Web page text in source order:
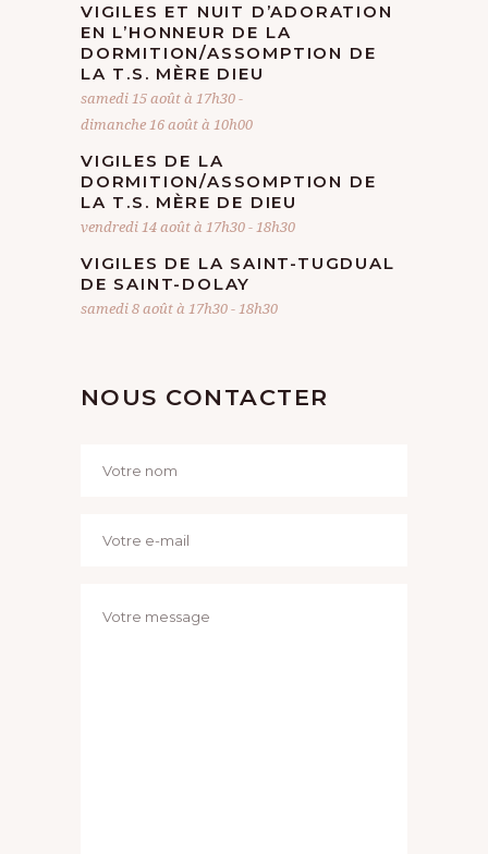
VIGILES ET NUIT D’ADORATION
EN L’HONNEUR DE LA
DORMITION/ASSOMPTION DE
LA T.S. MÈRE DIEU
samedi 15 août à 17h30-
dimanche 16 août à 10h00
VIGILES DE LA
DORMITION/ASSOMPTION DE
LA T.S. MÈRE DE DIEU
vendredi 14 août à 17h30-18h30
VIGILES DE LA SAINT-TUGDUAL
DE SAINT-DOLAY
samedi 8 août à 17h30-18h30
NOUS CONTACTER